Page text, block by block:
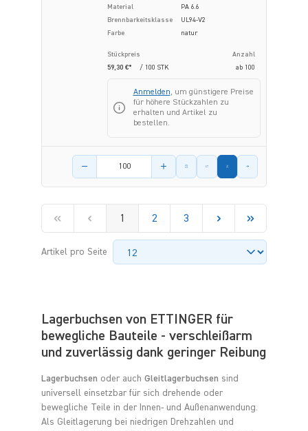
Material
PA 6.6
Brennbarkeitsklasse
UL94-V2
Farbe
natur
Stückpreis
Anzahl
59,30 €*
/ 100 STK ab 100
Anmelden, um günstigere Preise
für höhere Stückzahlen zu
erhalten und Artikel zu
bestellen.
Menge des Artikels
1 2 3
Artikel pro Seite
Lagerbuchsen von ETTINGER für
bewegliche Bauteile - verschleißarm
und zuverlässig dank geringer Reibung
Lagerbuchsen oder auch Gleitlagerbuchsen sind
universell einsetzbar für sich drehende oder
bewegliche Teile in der Innen- und Außenanwendung.
Als Gleitlagerung bei niedrigen Drehzahlen und